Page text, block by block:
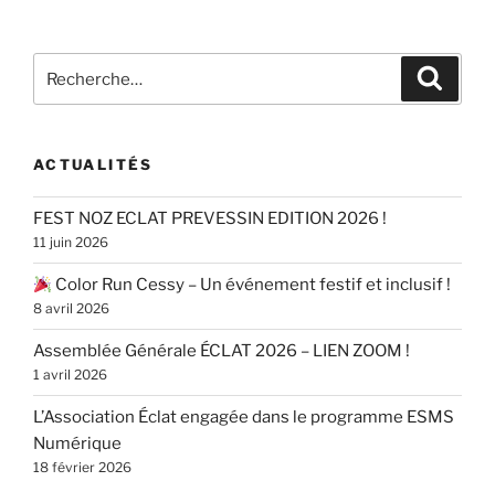
pour
ACTUALITÉS
FEST NOZ ECLAT PREVESSIN EDITION 2026 !
11 juin 2026
Color Run Cessy – Un événement festif et inclusif !
8 avril 2026
Assemblée Générale ÉCLAT 2026 – LIEN ZOOM !
1 avril 2026
L’Association Éclat engagée dans le programme ESMS
Numérique
18 février 2026